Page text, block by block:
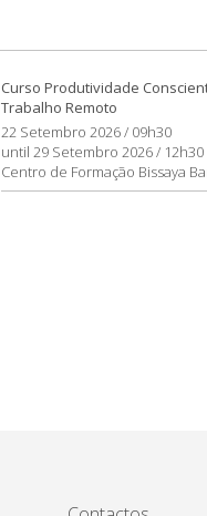
Curso Produtividade
Trabalho Remoto
22 Setembro 2026 / 09h30
until 29 Setembro 2026 / 12h30
Centro de Formação Bissaya